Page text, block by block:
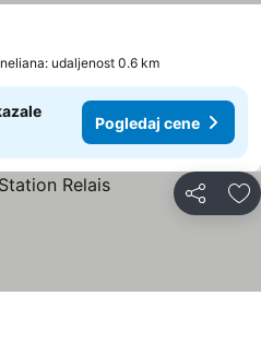
udaljenost 0.6 km
Pogledaj cene
Deli
cene